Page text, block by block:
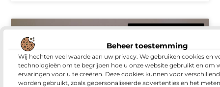
Beheer toestemming
Wij hechten veel waarde aan uw privacy. We gebruiken cookies en
technologieën om te begrijpen hoe u onze website gebruikt en om
ervaringen voor u te creëren. Deze cookies kunnen voor
worden gebruikt, zoals gepersonaliseerde advertenties en het
BANEN EN OPLEIDINGEN